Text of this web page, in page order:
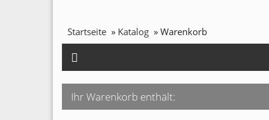
Startseite » Katalog » Warenkorb
Ihr Warenkorb enthält: